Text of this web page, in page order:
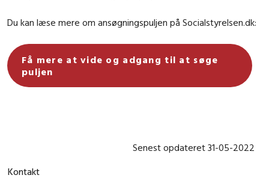
Du kan læse mere om ansøgningspuljen på Socialstyrelsen.dk:
Få mere at vide og adgang til at søge
puljen
Senest opdateret 31-05-2022
Kontakt